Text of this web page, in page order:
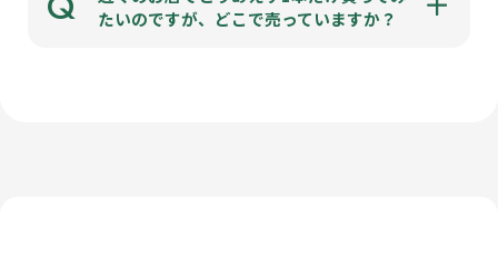
たいのですが、どこで売っていますか？